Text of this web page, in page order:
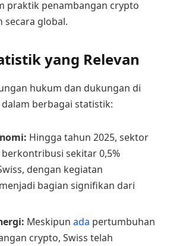
praktik penambangan crypto
secara global.
yang Relevan
hukum dan dukungan di
berbagai statistik:
Hingga tahun 2025, sektor
sekitar 0,5%
dengan kegiatan
bagian signifikan dari
Meskipun ada pertumbuhan
crypto, Swiss telah